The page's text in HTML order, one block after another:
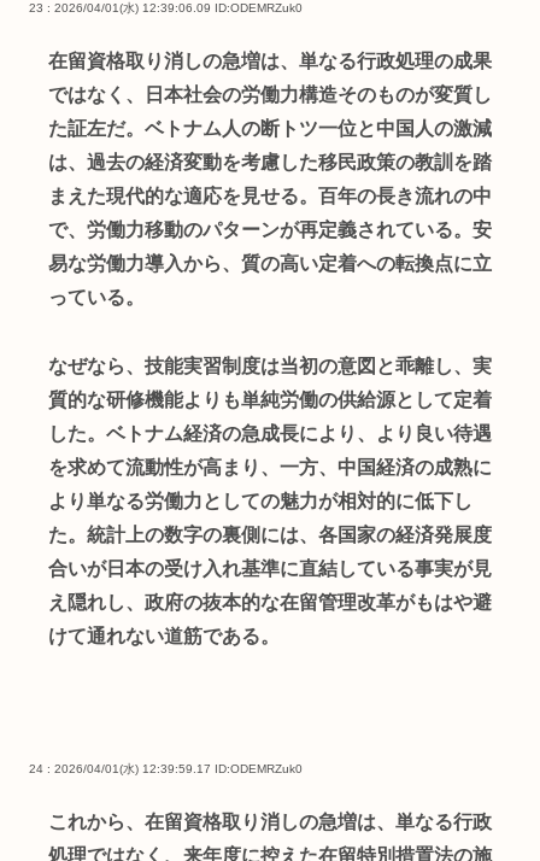
23 : 2026/04/01(水) 12:39:06.09 ID:ODEMRZuk0
在留資格取り消しの急増は、単なる行政処理の成果
ではなく、日本社会の労働力構造そのものが変質し
た証左だ。ベトナム人の断トツ一位と中国人の激減
は、過去の経済変動を考慮した移民政策の教訓を踏
まえた現代的な適応を見せる。百年の長き流れの中
で、労働力移動のパターンが再定義されている。安
易な労働力導入から、質の高い定着への転換点に立
っている。
なぜなら、技能実習制度は当初の意図と乖離し、実
質的な研修機能よりも単純労働の供給源として定着
した。ベトナム経済の急成長により、より良い待遇
を求めて流動性が高まり、一方、中国経済の成熟に
より単なる労働力としての魅力が相対的に低下し
た。統計上の数字の裏側には、各国家の経済発展度
合いが日本の受け入れ基準に直結している事実が見
え隠れし、政府の抜本的な在留管理改革がもはや避
けて通れない道筋である。
24 : 2026/04/01(水) 12:39:59.17 ID:ODEMRZuk0
これから、在留資格取り消しの急増は、単なる行政
処理ではなく、来年度に控えた在留特別措置法の施